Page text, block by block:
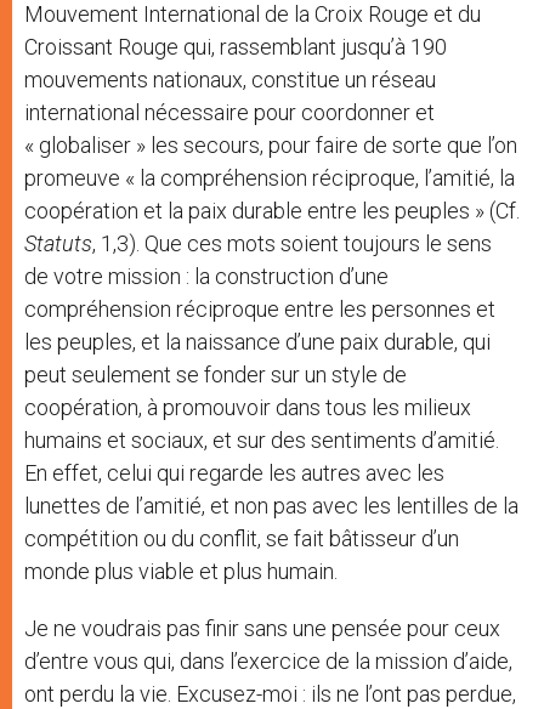
Mouvement International de la Croix Rouge et du
Croissant Rouge qui, rassemblant jusqu’à 190
mouvements nationaux, constitue un réseau
international nécessaire pour coordonner et
« globaliser » les secours, pour faire de sorte que l’on
promeuve « la compréhension réciproque, l’amitié, la
coopération et la paix durable entre les peuples » (Cf.
Statuts, 1,3). Que ces mots soient toujours le sens
de votre mission : la construction d’une
compréhension réciproque entre les personnes et
les peuples, et la naissance d’une paix durable, qui
peut seulement se fonder sur un style de
coopération, à promouvoir dans tous les milieux
humains et sociaux, et sur des sentiments d’amitié.
En effet, celui qui regarde les autres avec les
lunettes de l’amitié, et non pas avec les lentilles de la
compétition ou du conflit, se fait bâtisseur d’un
monde plus viable et plus humain.
Je ne voudrais pas finir sans une pensée pour ceux
d’entre vous qui, dans l’exercice de la mission d’aide,
ont perdu la vie. Excusez-moi : ils ne l’ont pas perdue,